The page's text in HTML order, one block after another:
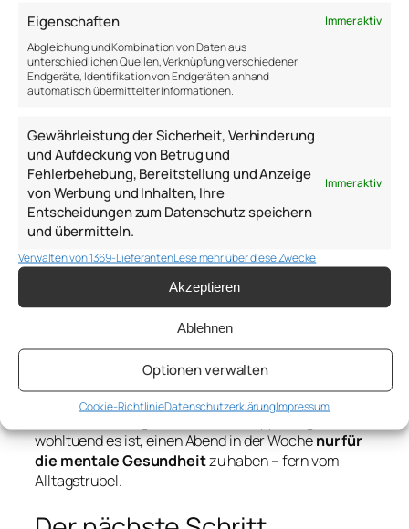
Eigenschaften
Immer aktiv
Abgleichung und Kombination von Daten aus
unterschiedlichen Quellen, Verknüpfung verschiedener
Endgeräte, Identifikation von Endgeräten anhand
automatisch übermittelter Informationen.
Gewährleistung der Sicherheit, Verhinderung
und Aufdeckung von Betrug und
Fehlerbehebung, Bereitstellung und Anzeige
von Werbung und Inhalten, Ihre
Entscheidungen zum Datenschutz speichern
und übermitteln.
Immer aktiv
Verwalten von 1369-LieferantenLese mehr über diese Zwecke
Akzeptieren
Ablehnen
Optionen verwalten
Cookie-RichtlinieDatenschutzerklärungImpressum
Was macht das Mental
Health Workout besonders?
Im Unterschied zu klassischen Therapien oder
Kursen ist das Workout:
Niedrigschwellig:Jeder kann teilnehmen,
unabhängig von Vorerfahrungen.
Präventiv:
Es stärkt die Widerstandskraft,
Alltagstauglich:Übungen wie Journaling,
Atemtechniken, leichtes Stretching und
Reflexion lassen sich sofort ins Leben
Gemeinschaftlich:In einer kleinen Gruppe
(max. 12 Teilnehmende) entsteht Raum für
Austausch und Verbindung.
wohltuend es ist, einen Abend in der Wochenur für
die mentale Gesundheitzu haben – fern vom
Alltagstrubel.